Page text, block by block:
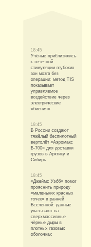
18:45
Учёные приблизились
к точечной
стимуляции глубоких
зон мозга без
операции: метод TIS
показывает
управляемое
воздействие через
электрические
«биения»
18:45
В России создают
тяжёлый беспилотный
вертолёт «Аэромакс
В-700» для доставки
грузов в Арктику и
Сибирь
18:45
«Джеймс Уэбб» помог
прояснить природу
«маленьких красных
точек» в ранней
Вселенной: данные
указывают на
сверхмассивные
чёрные дыры в
плотных газовых
оболочках